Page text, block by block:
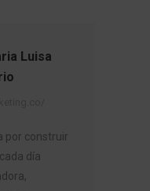
Luisa
por construir
día